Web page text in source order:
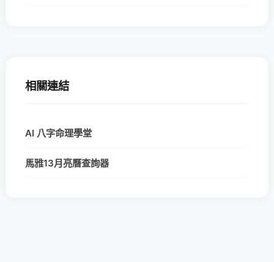
相關連結
AI 八字命理學堂
馬雅13月亮曆查詢器